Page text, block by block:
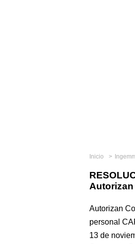
Inicio
Autorizan
personal
13 de